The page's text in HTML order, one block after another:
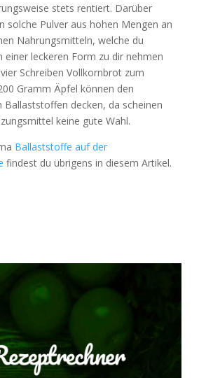
stets rentiert. Darüber
solche Pulver aus hohen Mengen an
Nahrungsmitteln, welche du
einer leckeren Form zu dir nehmen
Schreiben Vollkornbrot zum
Gramm Äpfel können den
Ballaststoffen decken, da scheinen
keine gute Wahl.
Ballaststoffe auf der
findest du übrigens in diesem Artikel.